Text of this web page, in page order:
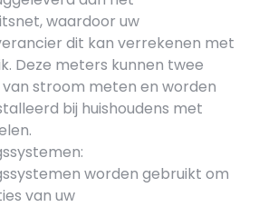
waardoor uw
dit kan verrekenen met
Deze meters kunnen twee
stroom meten en worden
bij huishoudens met
worden gebruikt om
van uw